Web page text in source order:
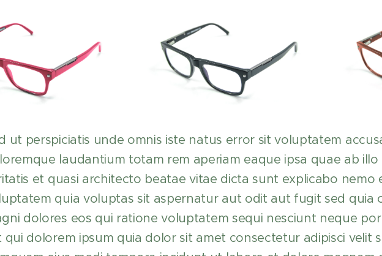
ut perspiciatis unde omnis iste natus error sit voluptatem
laudantium totam rem aperiam eaque ipsa quae ab
et quasi architecto beatae vitae dicta sunt explicabo nemo
quia voluptas sit aspernatur aut odit aut fugit sed quia
dolores eos qui ratione voluptatem sequi nesciunt neque
qui dolorem ipsum quia dolor sit amet consectetur adipisci velit